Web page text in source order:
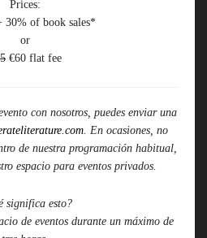
Prices:
30% of book sales*
or
€60 flat fee
con nosotros, puedes enviar una
. En ocasiones, no
de nuestra programación habitual,
espacio para eventos privados.
significa esto?
de eventos durante un máximo de